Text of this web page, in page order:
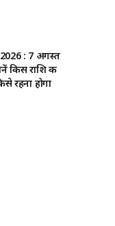
: 7 अगस्त
किस राशि की
रहना होगा